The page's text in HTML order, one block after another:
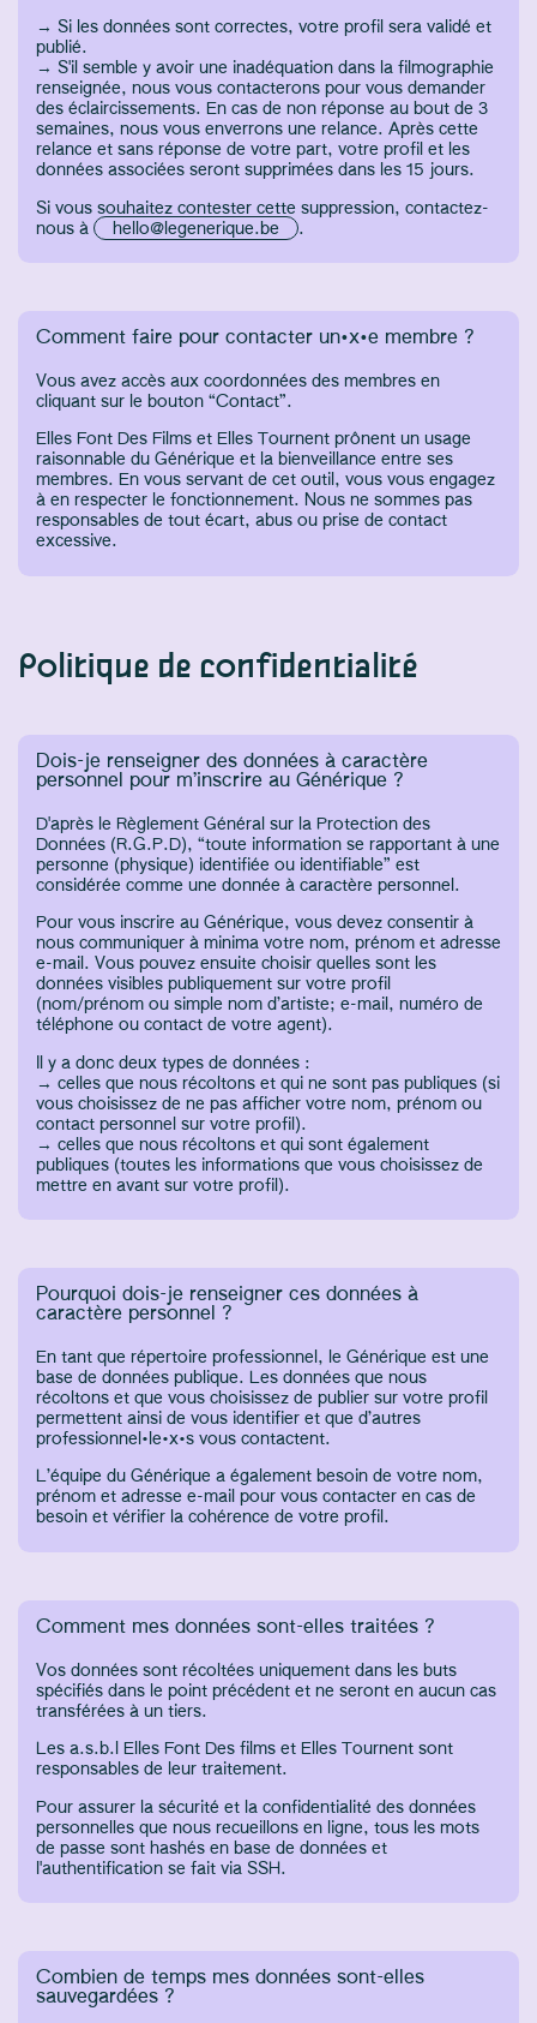
→ Si les données sont correctes, votre profil sera validé et
publié.
→ S'il semble y avoir une inadéquation dans la filmographie
renseignée, nous vous contacterons pour vous demander
des éclaircissements. En cas de non réponse au bout de 3
semaines, nous vous enverrons une relance. Après cette
relance et sans réponse de votre part, votre profil et les
données associées seront supprimées dans les 15 jours.
Si vous souhaitez contester cette suppression, contactez-
nous à
hello@legenerique.be .
Comment faire pour contacter un·x·e membre ?
Vous avez accès aux coordonnées des membres en
cliquant sur le bouton “Contact”.
Elles Font Des Films et Elles Tournent prônent un usage
raisonnable du Générique et la bienveillance entre ses
membres. En vous servant de cet outil, vous vous engagez
à en respecter le fonctionnement. Nous ne sommes pas
responsables de tout écart, abus ou prise de contact
excessive.
Politique de confidentialité
Dois-je renseigner des données à caractère
personnel pour m’inscrire au Générique ?
D'après le Règlement Général sur la Protection des
Données (R.G.P.D), “toute information se rapportant à une
personne (physique) identifiée ou identifiable” est
considérée comme une donnée à caractère personnel.
Pour vous inscrire au Générique, vous devez consentir à
nous communiquer à minima votre nom, prénom et adresse
e-mail. Vous pouvez ensuite choisir quelles sont les
données visibles publiquement sur votre profil
(nom/prénom ou simple nom d’artiste; e-mail, numéro de
téléphone ou contact de votre agent).
Il y a donc deux types de données :
→ celles que nous récoltons et qui ne sont pas publiques (si
vous choisissez de ne pas afficher votre nom, prénom ou
contact personnel sur votre profil).
→ celles que nous récoltons et qui sont également
publiques (toutes les informations que vous choisissez de
mettre en avant sur votre profil).
Pourquoi dois-je renseigner ces données à
caractère personnel ?
En tant que répertoire professionnel, le Générique est une
base de données publique. Les données que nous
récoltons et que vous choisissez de publier sur votre profil
permettent ainsi de vous identifier et que d’autres
professionnel·le·x·s vous contactent.
L’équipe du Générique a également besoin de votre nom,
prénom et adresse e-mail pour vous contacter en cas de
besoin et vérifier la cohérence de votre profil.
Comment mes données sont-elles traitées ?
Vos données sont récoltées uniquement dans les buts
spécifiés dans le point précédent et ne seront en aucun cas
transférées à un tiers.
Les a.s.b.l Elles Font Des films et Elles Tournent sont
responsables de leur traitement.
Pour assurer la sécurité et la confidentialité des données
personnelles que nous recueillons en ligne, tous les mots
de passe sont hashés en base de données et
l'authentification se fait via SSH.
Combien de temps mes données sont-elles
sauvegardées ?